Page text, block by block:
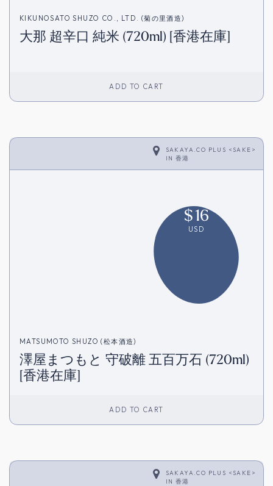
KIKUNOSATO SHUZO CO., LTD. (菊の里酒造)
大那 超辛口 純米 (720ml) [香港在庫]
ADD TO CART
SAKAYA.CO PLUS <SAKE>
IN 香港
$16
USD
MATSUMOTO SHUZO (松本酒造)
澤屋まつもと 守破離 五百万石 (720ml)
[香港在庫]
ADD TO CART
SAKAYA.CO PLUS <SAKE>
IN 香港